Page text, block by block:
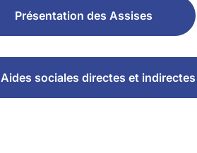
Présentation des Assises
Aides sociales directes et indirectes